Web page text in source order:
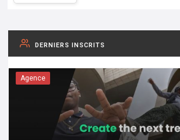
DERNIERS INSCRITS
Agence